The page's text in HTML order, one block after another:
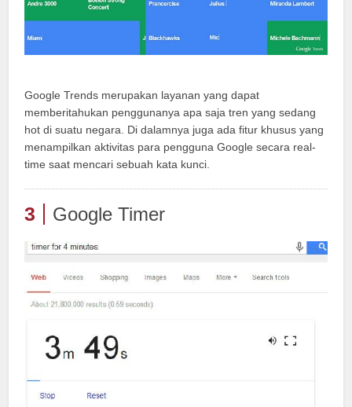
Google Trends merupakan layanan yang dapat
memberitahukan penggunanya apa saja tren yang sedang
hot di suatu negara. Di dalamnya juga ada fitur khusus yang
menampilkan aktivitas para pengguna Google secara real-
time saat mencari sebuah kata kunci.
3 Google Timer